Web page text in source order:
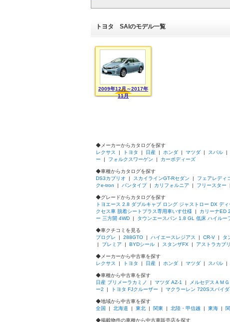
トヨタ SAIのモデル一覧
2009年12月～2017年
11月
◆メーカーからカタログを探す
レクサス
| トヨタ | 日産 | ホンダ | マツダ | スバル |
ー | フォルクスワーゲン | カーボディーズ
◆車種からカタログを探す
DS3カブリオ | スカイラインGT-Rセダン | フェアレディ
クe-tron | バンタイプ| カリフォルニア | フリースター
◆グレードからカタログを探す
トヨエース 2.8 ダブルキャブ ロング ジャストロー DX ディ
クセス車 脱着シートプラス専用車いす仕様 | カリーナED
ー 三方開 4WD | タウンエースバン 1.8 GL 低床 ハイルー
◆車クチコミを見る
プログレ | 288GTO | ハイエースレジアス | CR-V | タ
| プレミア | BYDシール | スタンザFX | アストラカブ
◆メーカーから中古車を探す
レクサス
| トヨタ | 日産 | ホンダ | マツダ | スバル |
◆車種から中古車を探す
日産 プリメーラカミノ
| マツダ AZ-1 | メルセデスＡＭ
ー2 | トヨタ FJクルーザー | マクラーレン 720Sスパイダ
◆地域から中古車を探す
全国
| 北海道 | 東北 | 関東 | 北陸・甲信越 | 東海 |
◆掲載物件の車種から中古車販売店を探す